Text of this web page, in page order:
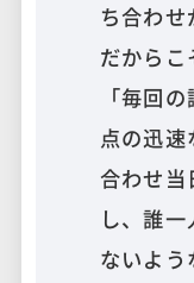
ち合わせ
だからこ
「毎回
点の迅
合わせ当
し、誰
ないよ